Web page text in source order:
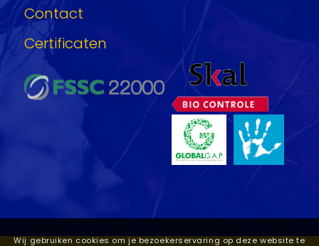
Contact
Certificaten
Wij gebruiken cookies om je bezoekerservaring op deze website te